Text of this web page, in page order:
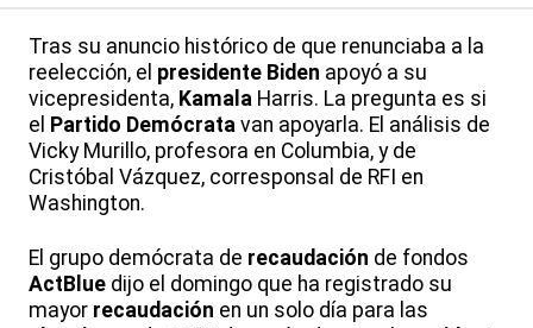
Tras su anuncio histórico de que renunciaba a la
reelección, el presidente Biden apoyó a su
vicepresidenta, Kamala Harris. La pregunta es si
el Partido Demócrata van apoyarla. El análisis de
Vicky Murillo, profesora en Columbia, y de
Cristóbal Vázquez, corresponsal de RFI en
Washington.
El grupo demócrata de recaudación de fondos
ActBlue dijo el domingo que ha registrado su
mayor recaudación en un solo día para las